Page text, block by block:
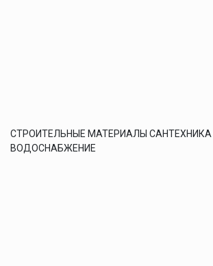
СТРОИТЕЛЬНЫЕ МАТЕРИАЛЫ САНТЕХНИКА
ВОДОСНАБЖЕНИЕ